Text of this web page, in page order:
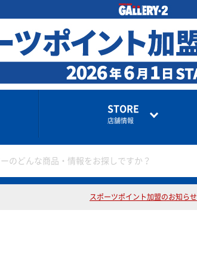
STORE
店舗情報
のどんな商品・情報をお探しですか？
スポーツポイント加盟のお知らせ